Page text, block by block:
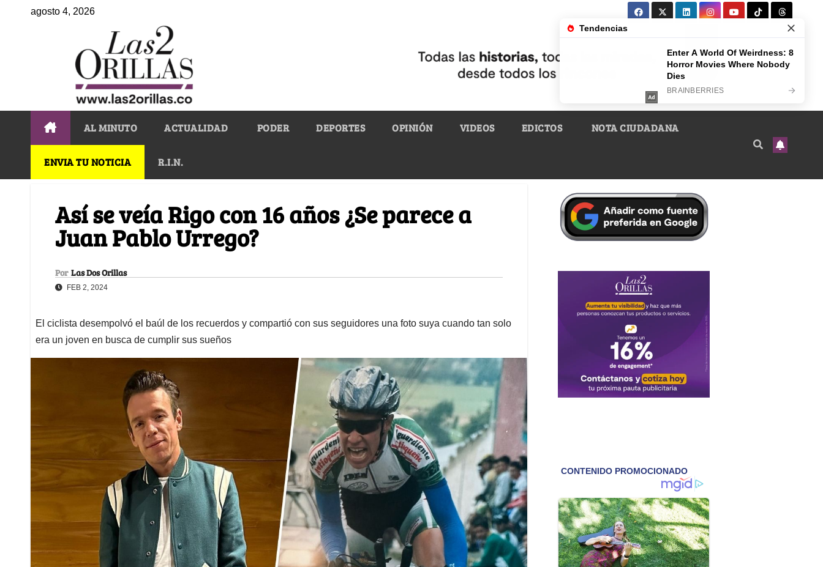
agosto 4, 2026
AL MINUTO ACTUALIDAD PODER DEPORTES OPINIÓN VIDEOS EDICTOS NOTA CIUDADANA
ENVIA TU NOTICIA R.I.N.
Así se veía Rigo con 16 años ¿Se parece a
Juan Pablo Urrego?
Por Las Dos Orillas
FEB 2, 2024
El ciclista desempolvó el baúl de los recuerdos y compartió con sus seguidores una foto suya cuando tan solo
era un joven en busca de cumplir sus sueños